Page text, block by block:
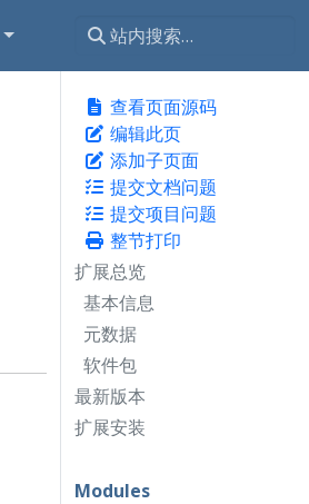
查看页面源码
编辑此页
添加子页面
提交文档问题
提交项目问题
整节打印
扩展总览
基本信息
元数据
软件包
最新版本
扩展安装
Modules